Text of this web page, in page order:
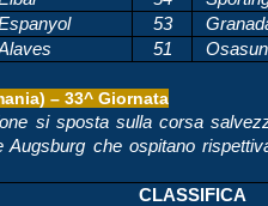
53
51
– 33^ Giornata
si sposta sulla corsa
che ospitano
CLASSIFICA